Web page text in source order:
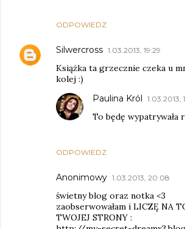
ODPOWIEDZ
Silwercross 1.03.2013, 19:29
Książka ta grzecznie czeka u
kolej :)
ODPOWIEDZ
Paulina Król 1.03.2013,
To będę wypatrywała
Anonimowy 1.03.2013, 20:08
świetny blog oraz notka <3
zaobserwowałam i LICZĘ NA
TWOJEJ STRONY :